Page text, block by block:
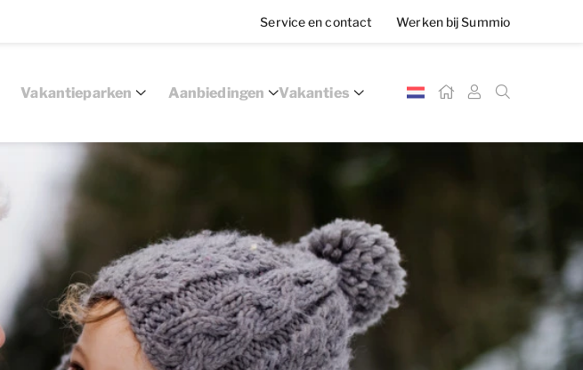
Service en contact Werken bij Summio
Vakantieparken Aanbiedingen Vakanties